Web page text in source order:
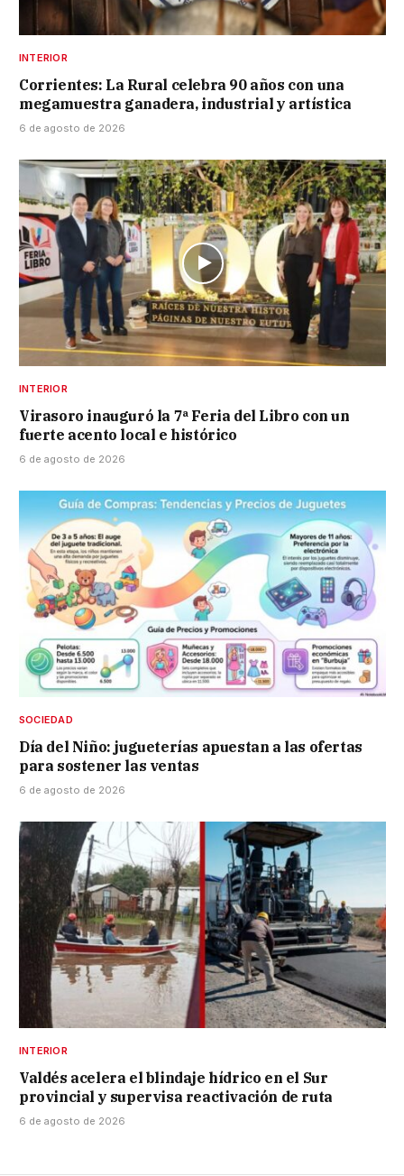
INTERIOR
Corrientes: La Rural celebra 90 años con una
megamuestra ganadera, industrial y artística
6 de agosto de 2026
INTERIOR
Virasoro inauguró la 7ª Feria del Libro con un
fuerte acento local e histórico
6 de agosto de 2026
SOCIEDAD
Día del Niño: jugueterías apuestan a las ofertas
para sostener las ventas
6 de agosto de 2026
INTERIOR
Valdés acelera el blindaje hídrico en el Sur
provincial y supervisa reactivación de ruta
6 de agosto de 2026